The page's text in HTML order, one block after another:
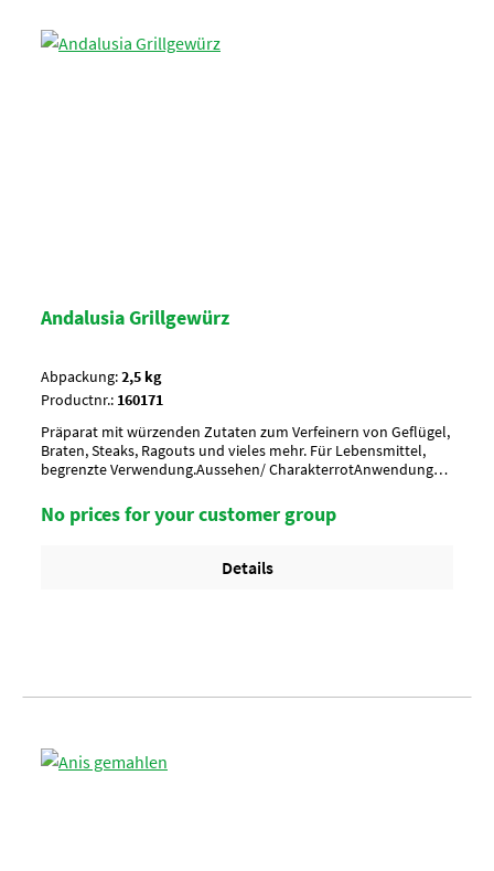
Andalusia Grillgewürz
Abpackung:2,5 kg
Productnr.: 160171
Präparat mit würzenden Zutaten zum Verfeinern von Geflügel,
Braten, Steaks, Ragouts und vieles mehr. Für Lebensmittel,
begrenzte Verwendung.Aussehen/ CharakterrotAnwendung/ g
Btl. je Krt. (DF 102) / 36 Krt. per PaletteArtikel-StatusHalal
geeignet
No prices for your customer group
Details